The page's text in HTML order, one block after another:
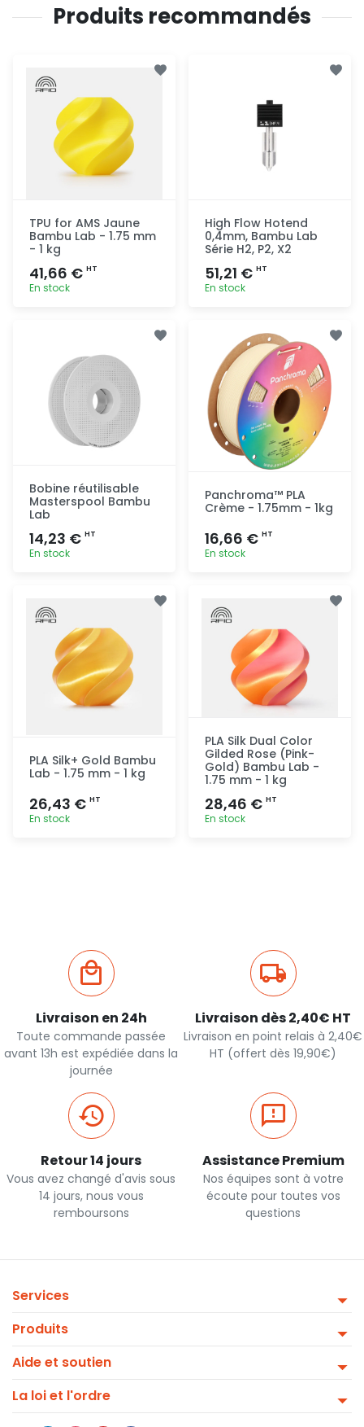
Produits recommandés
TPU for AMS Jaune
Bambu Lab - 1.75 mm
- 1 kg
41,66 € HT
En stock
High Flow Hotend
0,4mm, Bambu Lab
Série H2, P2, X2
51,21 € HT
En stock
rapide
Bobine réutilisable
Masterspool Bambu
Lab
14,23 € HT
En stock
Panchroma™ PLA
Crème - 1.75mm - 1kg
16,66 € HT
En stock
PLA Silk+ Gold Bambu
Lab - 1.75 mm - 1 kg
26,43 € HT
En stock
PLA Silk Dual Color
Gilded Rose (Pink-
Gold) Bambu Lab -
1.75 mm - 1 kg
28,46 € HT
En stock
Livraison en 24h
Toute commande passée
avant 13h est expédiée dans la
journée
Livraison dès 2,40€ HT
Livraison en point relais à 2,40€
HT (offert dès 19,90€)
Retour 14 jours
Vous avez changé d'avis sous
14 jours, nous vous
remboursons
Assistance Premium
Nos équipes sont à votre
écoute pour toutes vos
questions
Services
Produits
Aide et soutien
La loi et l'ordre